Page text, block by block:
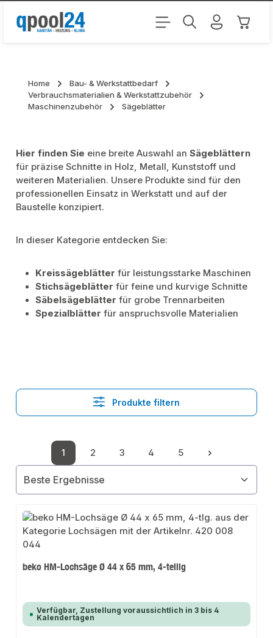
Zum Hauptinhalt springen
Home
Bau- & Werkstattbedarf
Verbrauchsmaterialien & Werkstattzubehör
Maschinenzubehör
Sägeblätter
Hier finden Sie eine breite Auswahl anSägeblättern
für präzise Schnitte in Holz, Metall, Kunststoff und
weiteren Materialien. Unsere Produkte sind für den
professionellen Einsatz in Werkstatt und auf der
Baustelle konzipiert.
In dieser Kategorie entdecken Sie:
Kreissägeblätter für leistungsstarke Maschinen
Stichsägeblätter für feine und kurvige Schnitte
Säbelsägeblätter für grobe Trennarbeiten
Spezialblätter für anspruchsvolle Materialien
Produkte filtern
Seite
1
Seite
2
Seite
3
Seite
4
Seite
5
beko HM-Lochsäge Ø 44 x 65 mm, 4-teilig
Verfügbar, Zustellung voraussichtlich in 3 bis 4
Kalendertagen